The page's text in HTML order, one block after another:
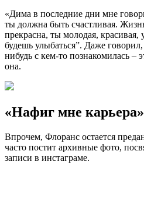
«Дима в последние дни мне
ты должна быть счастливая.
прекрасна, ты молодая,
будешь улыбаться”. Даже
нибудь с кем-то познакомилась –
она.
«Нафиг мне карьера»
Впрочем, Флоранс остается
часто постит архивные фото,
записи в инстаграме.